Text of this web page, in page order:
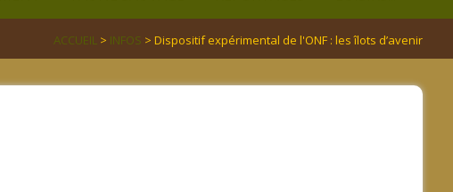
ACCUEIL > INFOS > Dispositif expérimental de l'ONF : les îlots d’avenir